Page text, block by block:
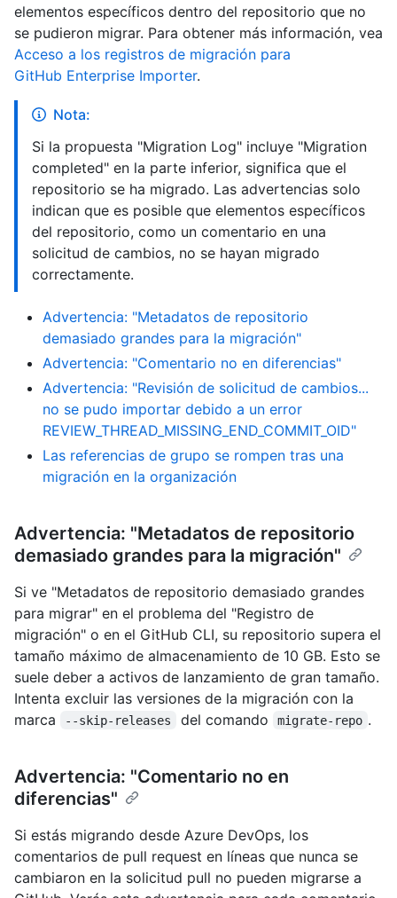
elementos específicos dentro del repositorio que no
se pudieron migrar. Para obtener más información, vea
Acceso a los registros de migración para
GitHub Enterprise Importer.
Nota:
Si la propuesta "Migration Log" incluye "Migration
completed" en la parte inferior, significa que el
repositorio se ha migrado. Las advertencias solo
indican que es posible que elementos específicos
del repositorio, como un comentario en una
solicitud de cambios, no se hayan migrado
correctamente.
Advertencia: "Metadatos de repositorio
demasiado grandes para la migración"
Advertencia: "Comentario no en diferencias"
Advertencia: "Revisión de solicitud de cambios...
no se pudo importar debido a un error
REVIEW_THREAD_MISSING_END_COMMIT_OID"
Las referencias de grupo se rompen tras una
migración en la organización
Advertencia: "Metadatos de repositorio
demasiado grandes para la migración"
Si ve "Metadatos de repositorio demasiado grandes
para migrar" en el problema del "Registro de
migración" o en el GitHub CLI, su repositorio supera el
tamaño máximo de almacenamiento de 10 GB. Esto se
suele deber a activos de lanzamiento de gran tamaño.
Intenta excluir las versiones de la migración con la
marca
--skip-releases del comando migrate-repo .
Advertencia: "Comentario no en
diferencias"
Si estás migrando desde Azure DevOps, los
comentarios de pull request en líneas que nunca se
cambiaron en la solicitud pull no pueden migrarse a